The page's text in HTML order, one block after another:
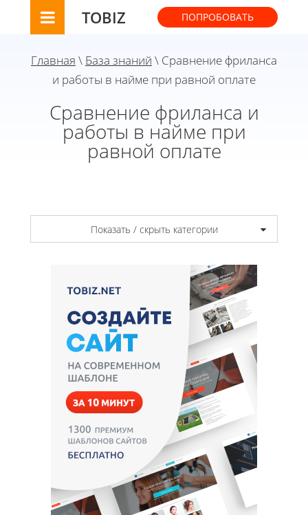
TOBIZ ПОПРОБОВАТЬ
Главная \ База знаний \ Сравнение фриланса
и работы в найме при равной оплате
Сравнение фриланса и
работы в найме при
равной оплате
Показать / скрыть категории